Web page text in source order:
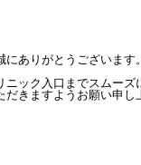
にありがとうございます
ック入口までスムーズ
だきますようお願い申し